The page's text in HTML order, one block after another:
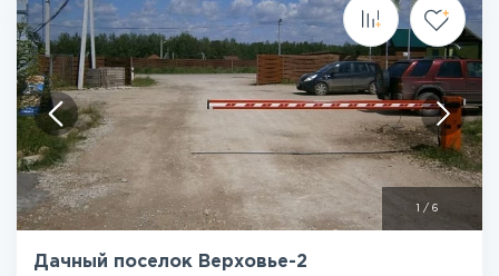
/ 6
Дачный поселок Верховье-2